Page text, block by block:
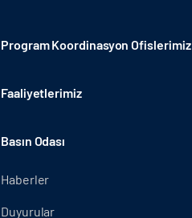
Program Koordinasyon Ofislerimiz
Faaliyetlerimiz
Basın Odası
Haberler
Duyurular